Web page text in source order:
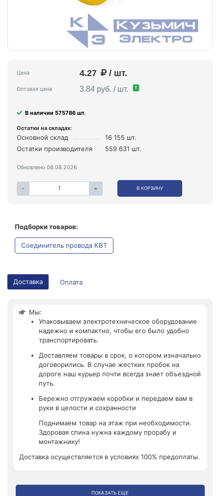
Цена 4.27 / шт.
Оптовая цена 3.84 руб. / шт. !
В наличии 575786 шт.
Остатки на складах:
Основной склад
16 155 шт.
Остатки производителя
559 631 шт.
Обновлено 08.08.2026
- + В КОРЗИНУ
Подборки товаров:
Соединитель провода КВТ
Доставка Оплата
Мы:
Упаковываем электротехническое оборудование
надежно и компактно, чтобы его было удобно
транспортировать.
Доставляем товары в срок, о котором изначально
договорились. В случае жестких пробок на
дороге наш курьер почти всегда знает объездной
путь.
Бережно отгружаем коробки и передаем вам в
руки в целости и сохранности
Поднимаем товар на этаж при необходимости.
Здоровая спина нужна каждому прорабу и
монтажнику!
Доставка осуществляется в условиях 100% предоплаты.
ПОКАЗАТЬ ЕЩЕ